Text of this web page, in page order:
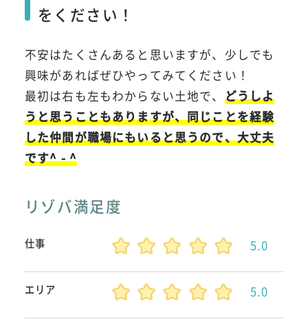
をください！
不安はたくさんあると思いますが、少しでも
興味があればぜひやってみてください！
最初は右も左もわからない土地で、 どうしよ
うと思うこともありますが、同じことを経験
した仲間が職場にもいると思うので、大丈夫
です^ - ^
リゾバ満足度
仕事 5.0
エリア 5.0